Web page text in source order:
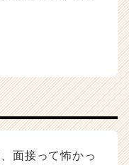
面接って怖かっ